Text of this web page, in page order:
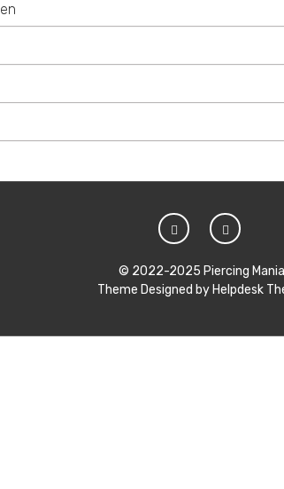
© 2022-2025 Piercing Mania
Theme Designed by Helpdesk